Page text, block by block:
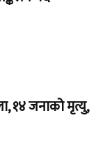
१४ जनाको मृत्यु,